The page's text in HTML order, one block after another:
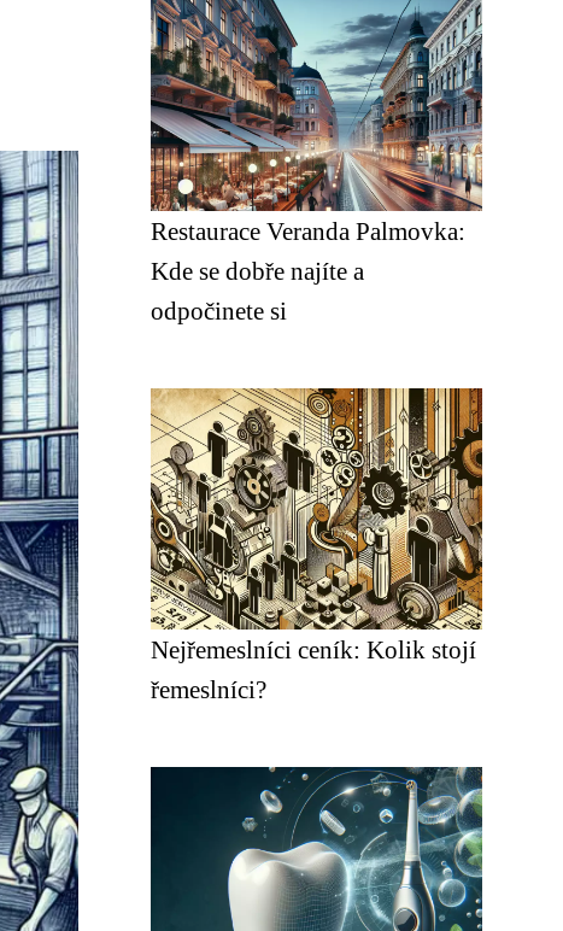
Restaurace Veranda Palmovka:
Kde se dobře najíte a
odpočinete si
Nejřemeslníci ceník: Kolik stojí
řemeslníci?